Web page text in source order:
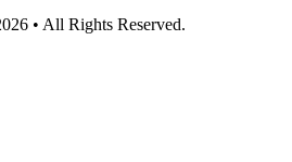
• All Rights Reserved.